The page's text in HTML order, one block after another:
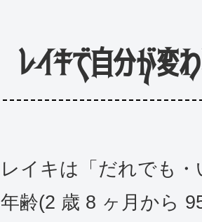
レイキで自分が変
レイキは「だれでも
年齢(2 歳 8 ヶ月から